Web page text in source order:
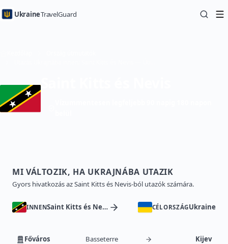
UkraineTravelGuard
MI VÁLTOZIK, HA UKRAJNÁBA UTAZIK
Gyors hivatkozás az Saint Kitts és Nevis-ból utazók számára.
INNEN Saint Kitts és Nevis CÉLORSZÁGUkraine
Főváros Basseterre Kijev